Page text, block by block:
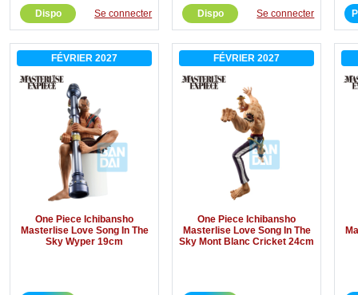
Dispo Se connecter Dispo Se connecter
FÉVRIER 2027
One Piece Ichibansho
Masterlise Love Song In The
Sky Wyper 19cm
FÉVRIER 2027
One Piece Ichibansho
Masterlise Love Song In The
Sky Mont Blanc Cricket 24cm